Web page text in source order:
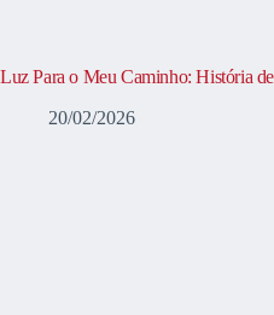
Luz Para o Meu Caminho: História
20/02/2026